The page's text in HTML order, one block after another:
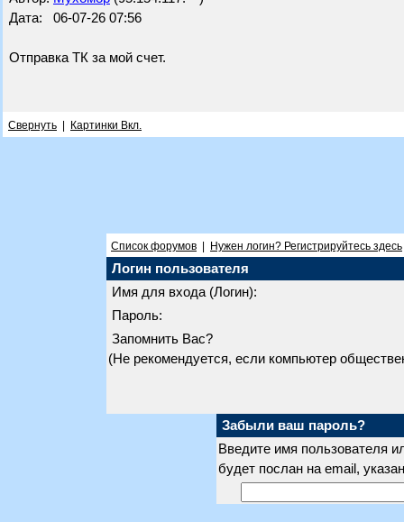
Дата: 06-07-26 07:56
Отправка ТК за мой счет.
Свернуть Картинки Вкл.
Список форумов Нужен логин? Регистрируйтесь здесь
Логин пользователя
Имя для входа (Логин):
Пароль:
Запомнить Вас?
(Не рекомендуется, если компьютер
Забыли ваш пароль?
Введите имя пользователя
будет послан на email,